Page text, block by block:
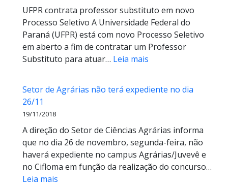
concurso
antes
do
final
de
UFPR contrata professor substituto em novo
Processo Seletivo A Universidade Federal do
Paraná (UFPR) está com novo Processo Seletivo
em aberto a fim de contratar um Professor
Substituto para atuar… Leia mais
para
–
Área
de
Tecnologia
Setor de Agrárias não terá expediente no dia
26/11
19/11/2018
A direção do Setor de Ciências Agrárias informa
que no dia 26 de novembro, segunda-feira, não
haverá expediente no campus Agrárias/Juvevê e
no Cifloma em função da realização do concurso…
Leia mais